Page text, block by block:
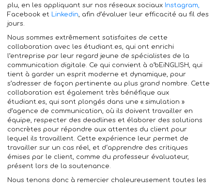
plu, en les appliquant sur nos réseaux sociaux Instagram,
Facebook et Linkedin , afin d’évaluer leur efficacité au fil des
jours.
Nous sommes extrêmement satisfaites de cette
collaboration avec les étudiant.es, qui ont enrichi
l’entreprise par leur regard jeune de spécialistes de la
communication digitale. Ce qui convient à o’bEiNGLISH, qui
tient à garder un esprit moderne et dynamique, pour
s’adresser de façon pertinente au plus grand nombre. Cette
collaboration est également très bénéfique aux
étudiant.es, qui sont plongés dans une « simulation »
d’agence de communication, où ils doivent travailler en
équipe, respecter des deadlines et élaborer des solutions
concrètes pour répondre aux attentes du client pour
lequel ils travaillent. Cette expérience leur permet de
travailler sur un cas réel, et d‘apprendre des critiques
émises par le client, comme du professeur évaluateur,
présent lors de la soutenance.
Nous tenons donc à remercier chaleureusement toutes les